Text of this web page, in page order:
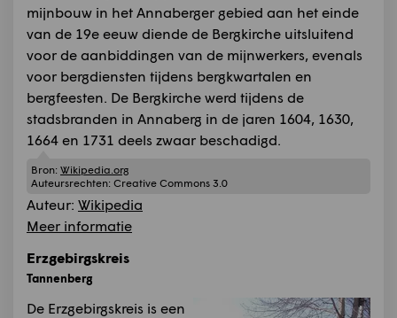
mijnbouw in het Annaberger gebied aan het einde
van de 19e eeuw diende de Bergkirche uitsluitend
voor de aanbiddingen van de mijnwerkers, evenals
voor bergdiensten tijdens bergkwartalen en
bergfeesten. De Bergkirche werd tijdens de
stadsbranden in Annaberg in de jaren 1604, 1630,
1664 en 1731 deels zwaar beschadigd.
Bron: Wikipedia.org
Auteursrechten: Creative Commons 3.0
Auteur: Wikipedia
Meer informatie
Erzgebirgskreis
Tannenberg
De Erzgebirgskreis is een